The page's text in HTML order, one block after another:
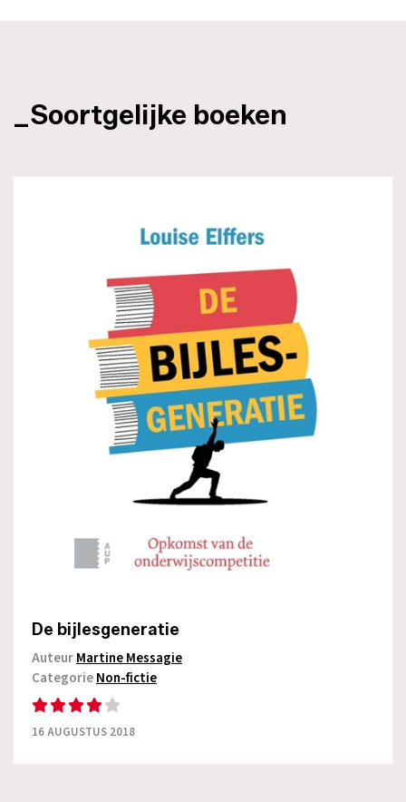
_Soortgelijke boeken
De bijlesgeneratie
AuteurMartine Messagie
CategorieNon-fictie
16 AUGUSTUS 2018